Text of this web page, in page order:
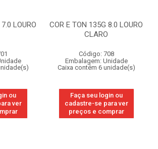
LOURO
ou
ver
COR E TON 135G 8.0 LOURO
CLARO
Código: 708
Embalagem: Unidade
Caixa contém 6 unidade(s)
Faça seu login ou
cadastre-se para ver
preços e comprar